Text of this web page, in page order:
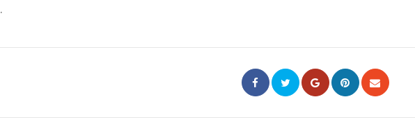
Google+PinterestShare